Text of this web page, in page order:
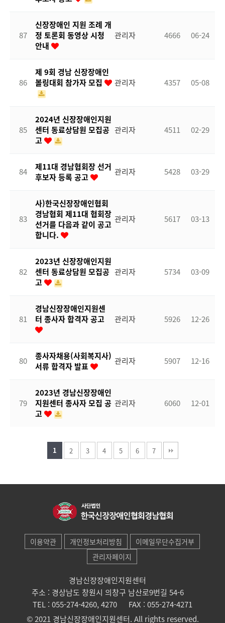
87
신장장애인 지원 조례 개
정 토론회 동영상 시청
안내
관리자 4666 06-24
86
제 9회 경남 신장장애인
볼링대회 참가자 모집
관리자 4357 05-08
85
2024년 신장장애인지원
센터 동료상담원 모집공
고
관리자 4511 02-29
84
제11대 경남협회장 선거
후보자 등록 공고
관리자 5428 03-29
83
사)한국신장장애인협회
경남협회 제11대 협회장
선거를 다음과 같이 공고
합니다.
관리자 5617 03-13
82
2023년 신장장애인지원
센터 동료상담원 모집공
고
관리자 5734 03-09
81
경남신장장애인지원센
터 종사자 합격자 공고
관리자 5926 12-26
80
종사자채용(사회복지사)
서류 합격자 발표
관리자 5907 12-16
79
2023년 경남신장장애인
지원센터 종사자 모집 공
고
관리자 6060 12-01
1 2 3 4 5 6 7
이용약관 개인정보처리방침
이메일무단수집거부
관리자페이지
경남신장장애인지원센터
주소 : 경상남도 창원시 의창구 남산로9번길 54-6
TEL : 055-274-4260, 4270
FAX : 055-274-4271
© 2021 경남신장장애인지원센터. All rights reserved.